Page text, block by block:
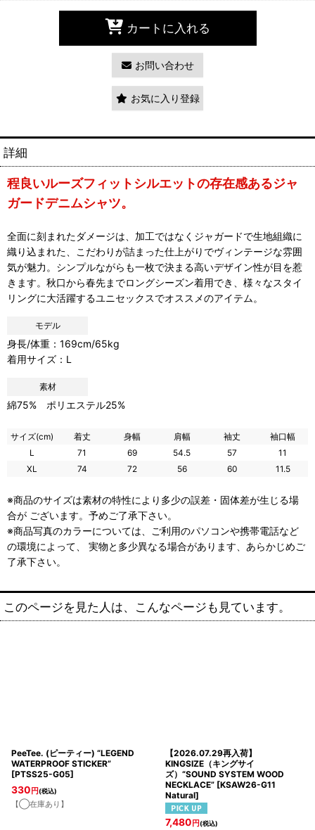
カートに入れる
お問い合わせ
お気に入り登録
詳細
程良いルーズフィットシルエットの存在感あるジャ
ガードデニムシャツ。
全面に刻まれたダメージは、加工ではなくジャガードで生地組織に
織り込まれた、こだわりが詰まった仕上がりでヴィンテージな雰囲
気が魅力。シンプルながらも一枚で決まる高いデザイン性が目を惹
きます。秋口から春先までロングシーズン着用でき、様々なスタイ
リングに大活躍するユニセックスでオススメのアイテム。
モデル
身長/体重：169cm/65kg
着用サイズ：L
素材
綿75% ポリエステル25%
サイズ(cm) 着丈 身幅 肩幅 袖丈
袖口幅
L
71 69 54.5 57
11
XL
74 72 56 60 11.5
※商品のサイズは素材の特性により多少の誤差・固体差が生じる場
合が ございます。予めご了承下さい。
※商品写真のカラーについては、ご利用のパソコンや携帯電話など
の環境によって、 実物と多少異なる場合があります、あらかじめご
了承下さい。
このページを見た人は、こんなページも見ています。
PeeTee. (ピーティー) “LEGEND
WATERPROOF STICKER”
[PTSS25-G05]
330 円(税込)
【◯在庫あり】
【2026.07.29再入荷】
KINGSIZE（キングサイ
ズ）“SOUND SYSTEM WOOD
NECKLACE” [KSAW26-G11
Natural]
7,480 円(税込)